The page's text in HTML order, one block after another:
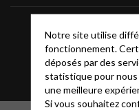
Notre site utilise
fonctionnement.
déposés par des
statistique pour
une meilleure
Si vous souhaitez